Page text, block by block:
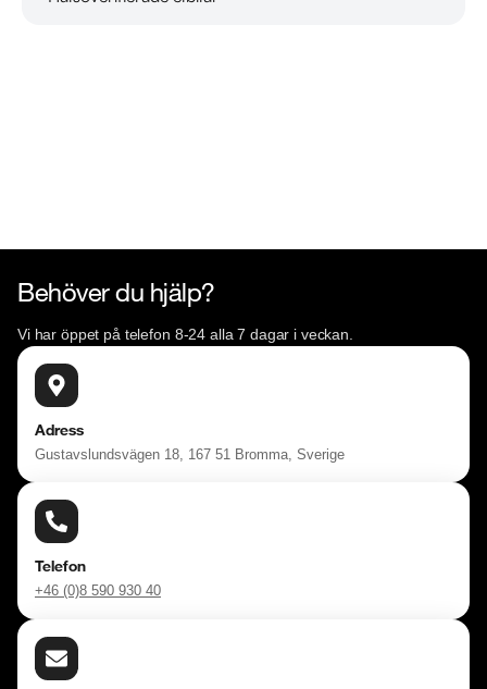
Läs mer om oss
Behöver du hjälp?
Vi har öppet på telefon 8-24 alla 7 dagar i veckan.
Adress
Gustavslundsvägen 18, 167 51 Bromma, Sverige
Telefon
+46 (0)8 590 930 40